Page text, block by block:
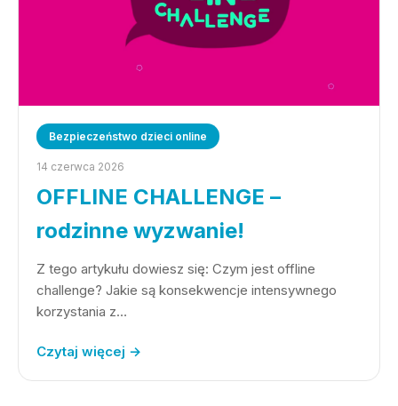
Bezpieczeństwo dzieci online
14 czerwca 2026
OFFLINE CHALLENGE –
rodzinne wyzwanie!
Z tego artykułu dowiesz się: Czym jest offline
challenge? Jakie są konsekwencje intensywnego
korzystania z…
Czytaj więcej →